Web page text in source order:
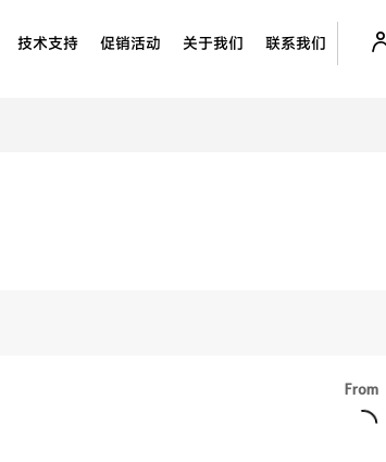
技术支持 促销活动 关于我们 联系我们
From